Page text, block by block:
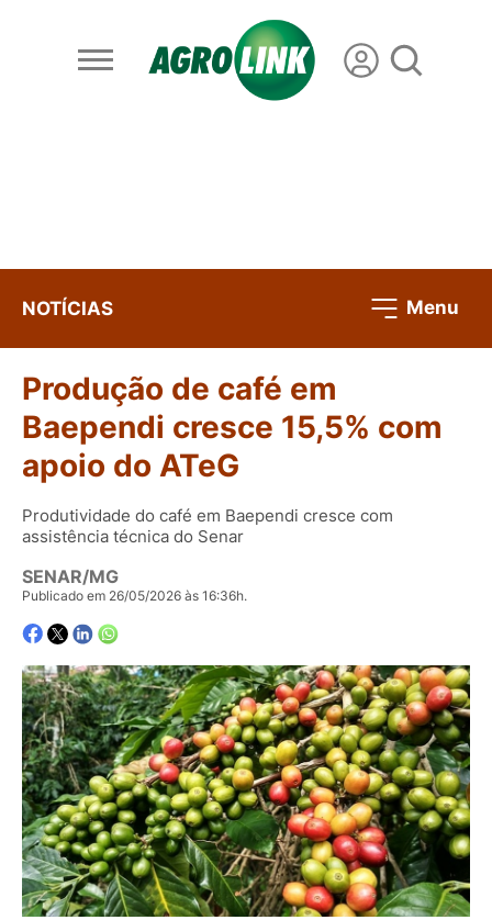
NOTÍCIAS Menu
Produção de café em
Baependi cresce 15,5% com
apoio do ATeG
Produtividade do café em Baependi cresce com
assistência técnica do Senar
SENAR/MG
Publicado em 26/05/2026 às 16:36h.